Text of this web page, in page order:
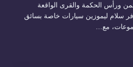
ورأس الحكمة والقرى الواقعة
سلام ليموزين سيارات خاصة بسائق
مع…